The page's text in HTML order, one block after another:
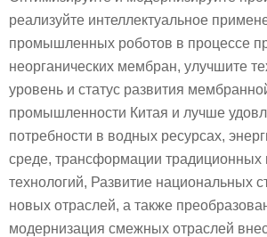
реализуйте интеллектуальное
промышленных роботов в процессе
неорганических мембран, улучшите
уровень и статус развития
промышленности Китая и лучше
потребности в водных ресурсах,
среде, трансформации
технологий, Развитие национальных
новых отраслей, а также
модернизация смежных отраслей